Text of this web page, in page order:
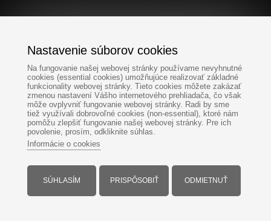
Nastavenie súborov cookies
Na fungovanie našej webovej stránky používame nevyhnutné
cookies (essential cookies) umožňujúce realizovať základné
funkcionality webovej stránky. Tieto cookies môžete zakázať
zmenou nastavení Vášho internetového prehliadača, čo však
môže ovplyvniť fungovanie webovej stránky. Radi by sme
tiež využívali dobrovoľné cookies (non-essential), ktoré nám
pomôžu zlepšiť fungovanie našej webovej stránky. Pre ich
povolenie, prosím, odkliknite súhlas.
Informácie o cookies
SÚHLASÍM PRISPÔSOBIŤ ODMIETNUŤ